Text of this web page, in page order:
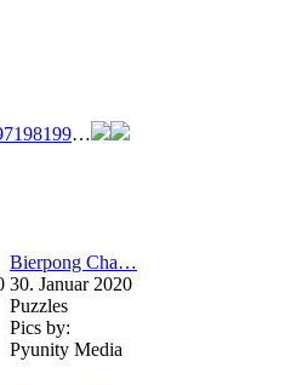
198199…
Bierpong Cha…
30. Januar 2020
Puzzles
Pics by:
Pyunity Media